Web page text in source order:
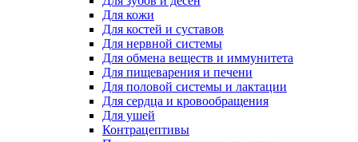
Для кожи
Для костей и суставов
Для нервной системы
Для обмена веществ и иммунитета
Для пищеварения и печени
Для половой системы и лактации
Для сердца и кровообращения
Для ушей
Контрацептивы